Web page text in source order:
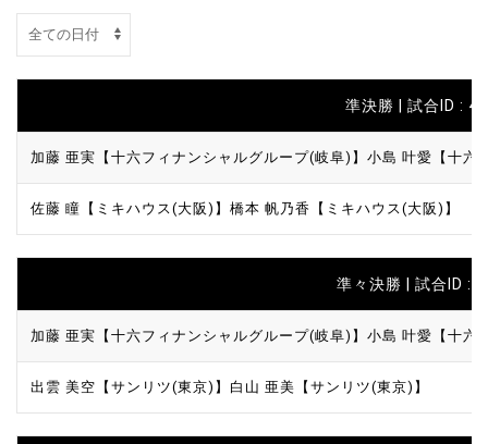
準決勝 | 試合ID :
加藤 亜実【十六フィナンシャルグループ(岐阜)】 小島 叶愛【十六
佐藤 瞳【ミキハウス(大阪)】 橋本 帆乃香【ミキハウス(大阪)】
準々決勝 | 試合ID :
加藤 亜実【十六フィナンシャルグループ(岐阜)】 小島 叶愛【十六
出雲 美空【サンリツ(東京)】 白山 亜美【サンリツ(東京)】